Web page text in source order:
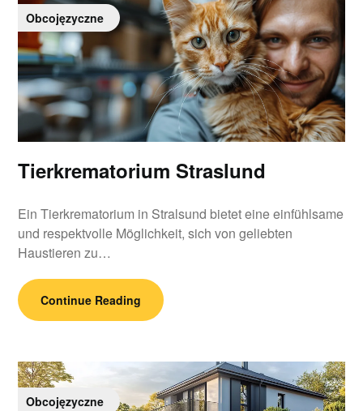
Obcojęzyczne
Tierkrematorium Straslund
Ein Tierkrematorium in Stralsund bietet eine einfühlsame
und respektvolle Möglichkeit, sich von geliebten
Haustieren zu…
Continue Reading
Obcojęzyczne